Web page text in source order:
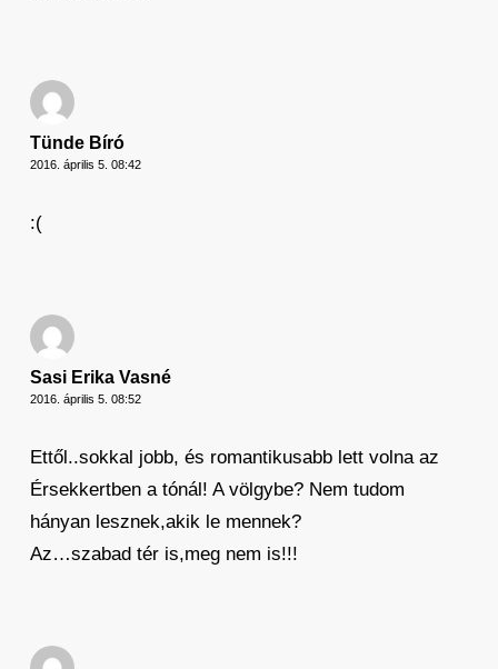
Tünde Bíró
2016. április 5. 08:42
:(
Sasi Erika Vasné
2016. április 5. 08:52
Ettől..sokkal jobb, és romantikusabb lett volna az
Érsekkertben a tónál! A völgybe? Nem tudom
hányan lesznek,akik le mennek?
Az…szabad tér is,meg nem is!!!